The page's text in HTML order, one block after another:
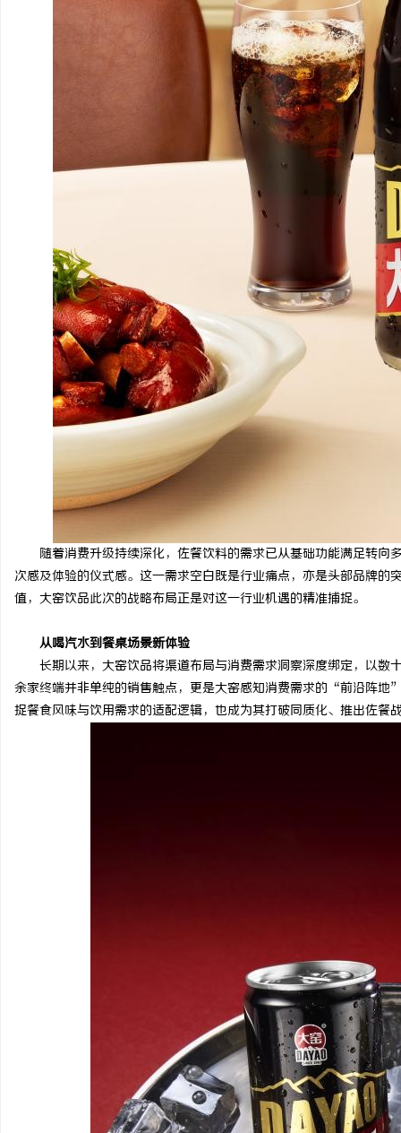
随着消费升级持续深化，佐餐饮料的需求已从基础功能满足转
次感及体验的仪式感。这一需求空白既是行业痛点，亦是头部品牌
值，大窑饮品此次的战略布局正是对这一行业机遇的精准捕捉。
从喝汽水到餐桌场景新体验
长期以来，大窑饮品将渠道布局与消费需求洞察深度绑定，以
余家终端并非单纯的销售触点，更是大窑感知消费需求的“前沿阵
捉餐食风味与饮用需求的适配逻辑，也成为其打破同质化、推出佐餐